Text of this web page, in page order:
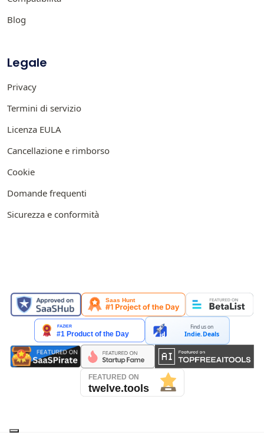
Blog
Legale
Privacy
Termini di servizio
Licenza EULA
Cancellazione e rimborso
Cookie
Domande frequenti
Sicurezza e conformità
Find us on
Indie.Deals